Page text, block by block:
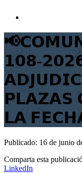
𝟭𝟬𝟴-
𝗣𝗟𝗔𝗭𝗔𝗦
𝗟𝗔
Publicado: 16 de junio
Comparta esta
LinkedIn